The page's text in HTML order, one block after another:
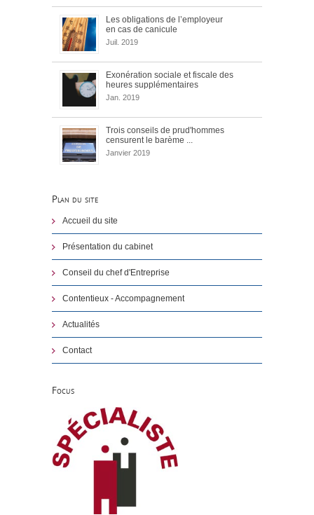
Les obligations de l’employeur
en cas de canicule
Juil. 2019
Exonération sociale et fiscale des
heures supplémentaires
Jan. 2019
Trois conseils de prud'hommes
censurent le barème ...
Janvier 2019
Plan du site
Accueil du site
Présentation du cabinet
Conseil du chef d'Entreprise
Contentieux - Accompagnement
Actualités
Contact
Focus